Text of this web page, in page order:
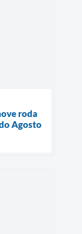
roda
Agosto